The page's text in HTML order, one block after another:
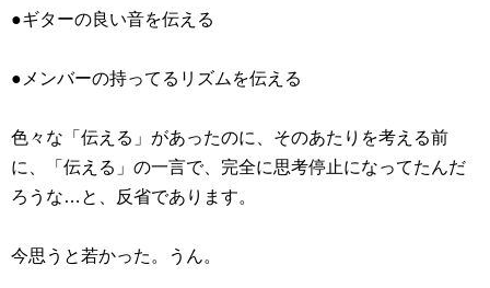
●ギターの良い音を伝える
●メンバーの持ってるリズムを伝える
色々な「伝える」があったのに、そのあたりを考える前
に、「伝える」の一言で、完全に思考停止になってたんだ
ろうな…と、反省であります。
今思うと若かった。うん。